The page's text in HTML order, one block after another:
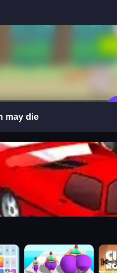
may die
fat to fit cut